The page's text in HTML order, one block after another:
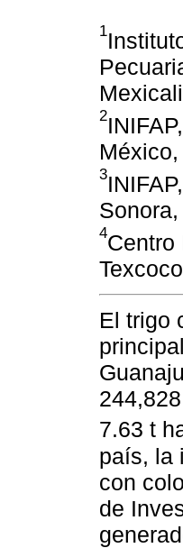
1
2
3
4Centro
El trigo
7.63 t
país, la
con
de